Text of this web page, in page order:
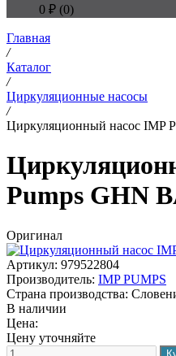
0 ₽ (0)
Главная
/
Каталог
/
Циркуляционные насосы
/
Циркуляционный насос IMP
Pumps GHN
Оригинал
Артикул: 979522804
Производитель: IMP PUMPS
Страна производства:
В наличии
Цена:
Цену уточняйте